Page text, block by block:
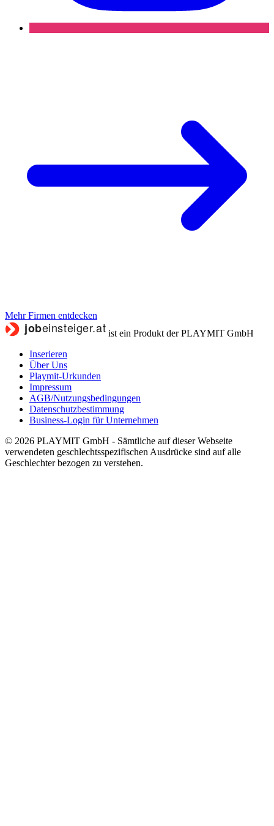
Mehr Firmen entdecken
ist ein Produkt der PLAYMIT GmbH
Inserieren
Über Uns
Playmit-Urkunden
Impressum
AGB/Nutzungsbedingungen
Datenschutzbestimmung
Business-Login für Unternehmen
© 2026 PLAYMIT GmbH - Sämtliche auf dieser Webseite
verwendeten geschlechtsspezifischen Ausdrücke sind auf alle
Geschlechter bezogen zu verstehen.